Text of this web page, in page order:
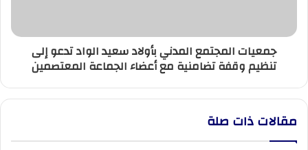
تنظيم
تضامنية
أعضاء
المعتصمين
جمعيات المجتمع المدني بأولاد سعيد الواد تدعو إلى
تنظيم وقفة تضامنية مع أعضاء الجماعة المعتصمين
مقالات ذات صلة